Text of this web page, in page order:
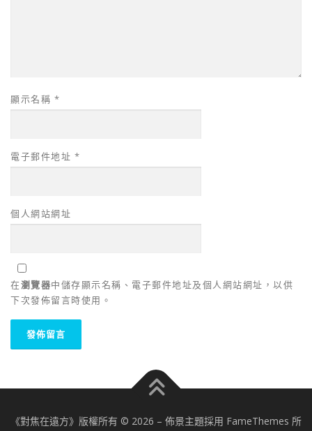
顯示名稱 *
電子郵件地址 *
個人網站網址
在瀏覽器中儲存顯示名稱、電子郵件地址及個人網站網址，以供
下次發佈留言時使用。
《對焦在遠方》版權所有 © 2026 – 佈景主題採用 FameThemes 所